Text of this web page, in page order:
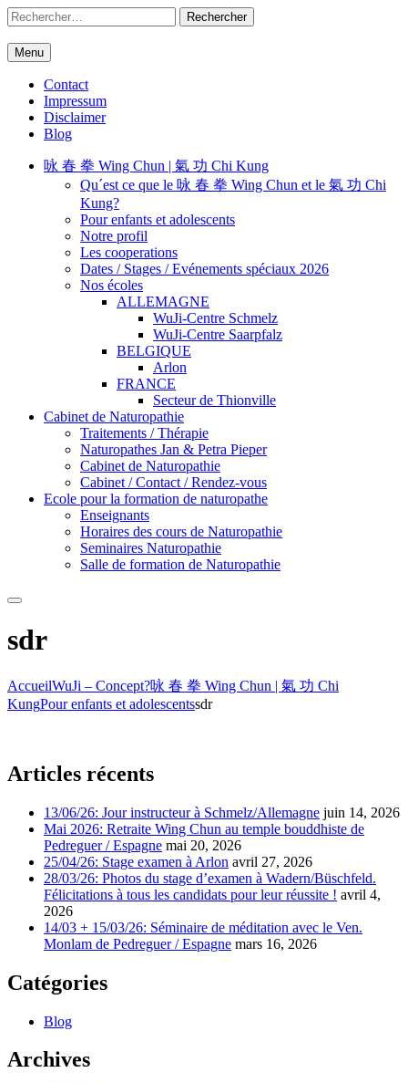
Skip
to
content
Rechercher :
WuJi – Zentrum
WuJi Konzept
Menu
Contact
Impressum
Disclaimer
Blog
咏 春 拳 Wing Chun | 氣 功 Chi Kung
Qu´est ce que le 咏 春 拳 Wing Chun et le 氣 功 Chi
Kung?
Pour enfants et adolescents
Notre profil
Les cooperations
Dates / Stages / Evénements spéciaux 2026
Nos écoles
ALLEMAGNE
WuJi-Centre Schmelz
WuJi-Centre Saarpfalz
BELGIQUE
Arlon
FRANCE
Secteur de Thionville
Cabinet de Naturopathie
Traitements / Thérapie
Naturopathes Jan & Petra Pieper
Cabinet de Naturopathie
Cabinet / Contact / Rendez-vous
Ecole pour la formation de naturopathe
Enseignants
Horaires des cours de Naturopathie
Seminaires Naturopathie
Salle de formation de Naturopathie
Search
sdr
AccueilWuJi – Concept?咏 春 拳 Wing Chun | 氣 功 Chi
KungPour enfants et adolescentssdr
Articles récents
13/06/26: Jour instructeur à Schmelz/Allemagne juin 14, 2026
Mai 2026: Retraite Wing Chun au temple bouddhiste de
Pedreguer / Espagne mai 20, 2026
25/04/26: Stage examen à Arlon avril 27, 2026
28/03/26: Photos du stage d’examen à Wadern/Büschfeld.
Félicitations à tous les candidats pour leur réussite ! avril 4,
2026
14/03 + 15/03/26: Séminaire de méditation avec le Ven.
Monlam de Pedreguer / Espagne mars 16, 2026
Catégories
Blog
Archives